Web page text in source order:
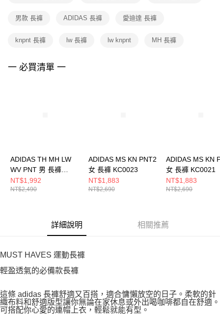
１．透過由恩沛科技股份有限公司提供之「AFTEE先享後付」服務完成之交
權轉讓予恩沛科技股份有限公司。
３．未成年的使用者請事先徵得法定代理人或監護人之同意方可使用
「AFTEE先享後付」，若未經同意申辦者引起之損失，本公司不負相關責
男款 長褲 ADIDAS 長褲 愛迪達 長褲
knpnt 長褲 lw 長褲 lw knpnt MH 長褲
一 必買清單 一
ADIDAS TH MH LW
WV PNT 男 長褲
KR2551
NT$1,992
NT$2,490
ADIDAS MS KN PNT2
女 長褲 KC0023
NT$1,883
NT$2,690
ADIDAS MS KN
女 長褲 KC0021
NT$1,883
NT$2,690
詳細說明 相關推薦
MUST HAVES 運動長褲
輕盈透氣的必備款長褲
這條 adidas 長褲舒適又百搭，適合慵懶放空的日子。柔軟的針
織布料和舒適版型讓你無論在家休息或外出喝咖啡都自在舒適。
可搭配你心愛的連帽上衣，輕鬆就能有型。